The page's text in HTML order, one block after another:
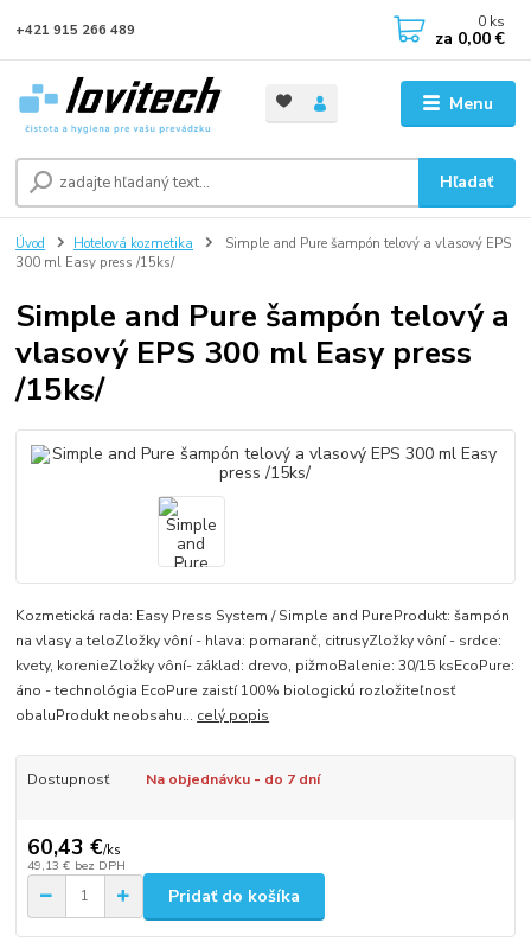
Menu
Hľadať
+421 915 266 489 0 ks
za 0,00 €
Úvod Hotelová kozmetika
Simple and Pure šampón telový a vlasový EPS
300 ml Easy press /15ks/
Simple and Pure šampón telový a
vlasový EPS 300 ml Easy press
/15ks/
Kozmetická rada: Easy Press System / Simple and PureProdukt: šampón
na vlasy a teloZložky vôní - hlava: pomaranč, citrusyZložky vôní - srdce:
kvety, korenieZložky vôní- základ: drevo, pižmoBalenie: 30/15 ksEcoPure:
áno - technológia EcoPure zaistí 100% biologickú rozložiteľnosť
obaluProdukt neobsahu... celý popis
Dostupnosť Na objednávku - do 7 dní
60,43 €/ks
49,13 € bez DPH
Pridať do košíka